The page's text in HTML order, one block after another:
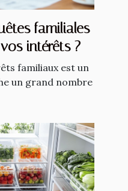
familiales
intérêts ?
familiaux est un
un grand nombre